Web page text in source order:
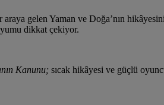
gelen Yaman ve Doğa’nın
dikkat çekiyor.
Kanunu; sıcak hikâyesi ve güçlü